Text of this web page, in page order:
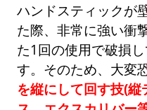
ハンドスティックが
た際、非常に強い衝
た1回の使用で破損
す。そのため、大変
を縦にして回す技(